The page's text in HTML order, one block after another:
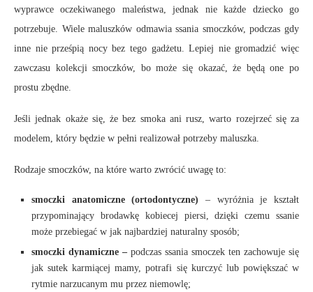
wyprawce oczekiwanego maleństwa, jednak nie każde dziecko go
potrzebuje. Wiele maluszków odmawia ssania smoczków, podczas gdy
inne nie prześpią nocy bez tego gadżetu. Lepiej nie gromadzić więc
zawczasu kolekcji smoczków, bo może się okazać, że będą one po
prostu zbędne.
Jeśli jednak okaże się, że bez smoka ani rusz, warto rozejrzeć się za
modelem, który będzie w pełni realizował potrzeby maluszka.
Rodzaje smoczków, na które warto zwrócić uwagę to:
smoczki anatomiczne (ortodontyczne) – wyróżnia je kształt
przypominający brodawkę kobiecej piersi, dzięki czemu ssanie
może przebiegać w jak najbardziej naturalny sposób;
smoczki dynamiczne – podczas ssania smoczek ten zachowuje się
jak sutek karmiącej mamy, potrafi się kurczyć lub powiększać w
rytmie narzucanym mu przez niemowlę;